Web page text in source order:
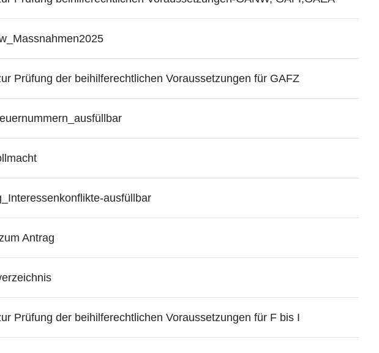
Prüfung der beihilferechtlichen Voraussetzungen für GAFZ
ausfüllbar
Antrag
Prüfung der beihilferechtlichen Voraussetzungen für F bis I